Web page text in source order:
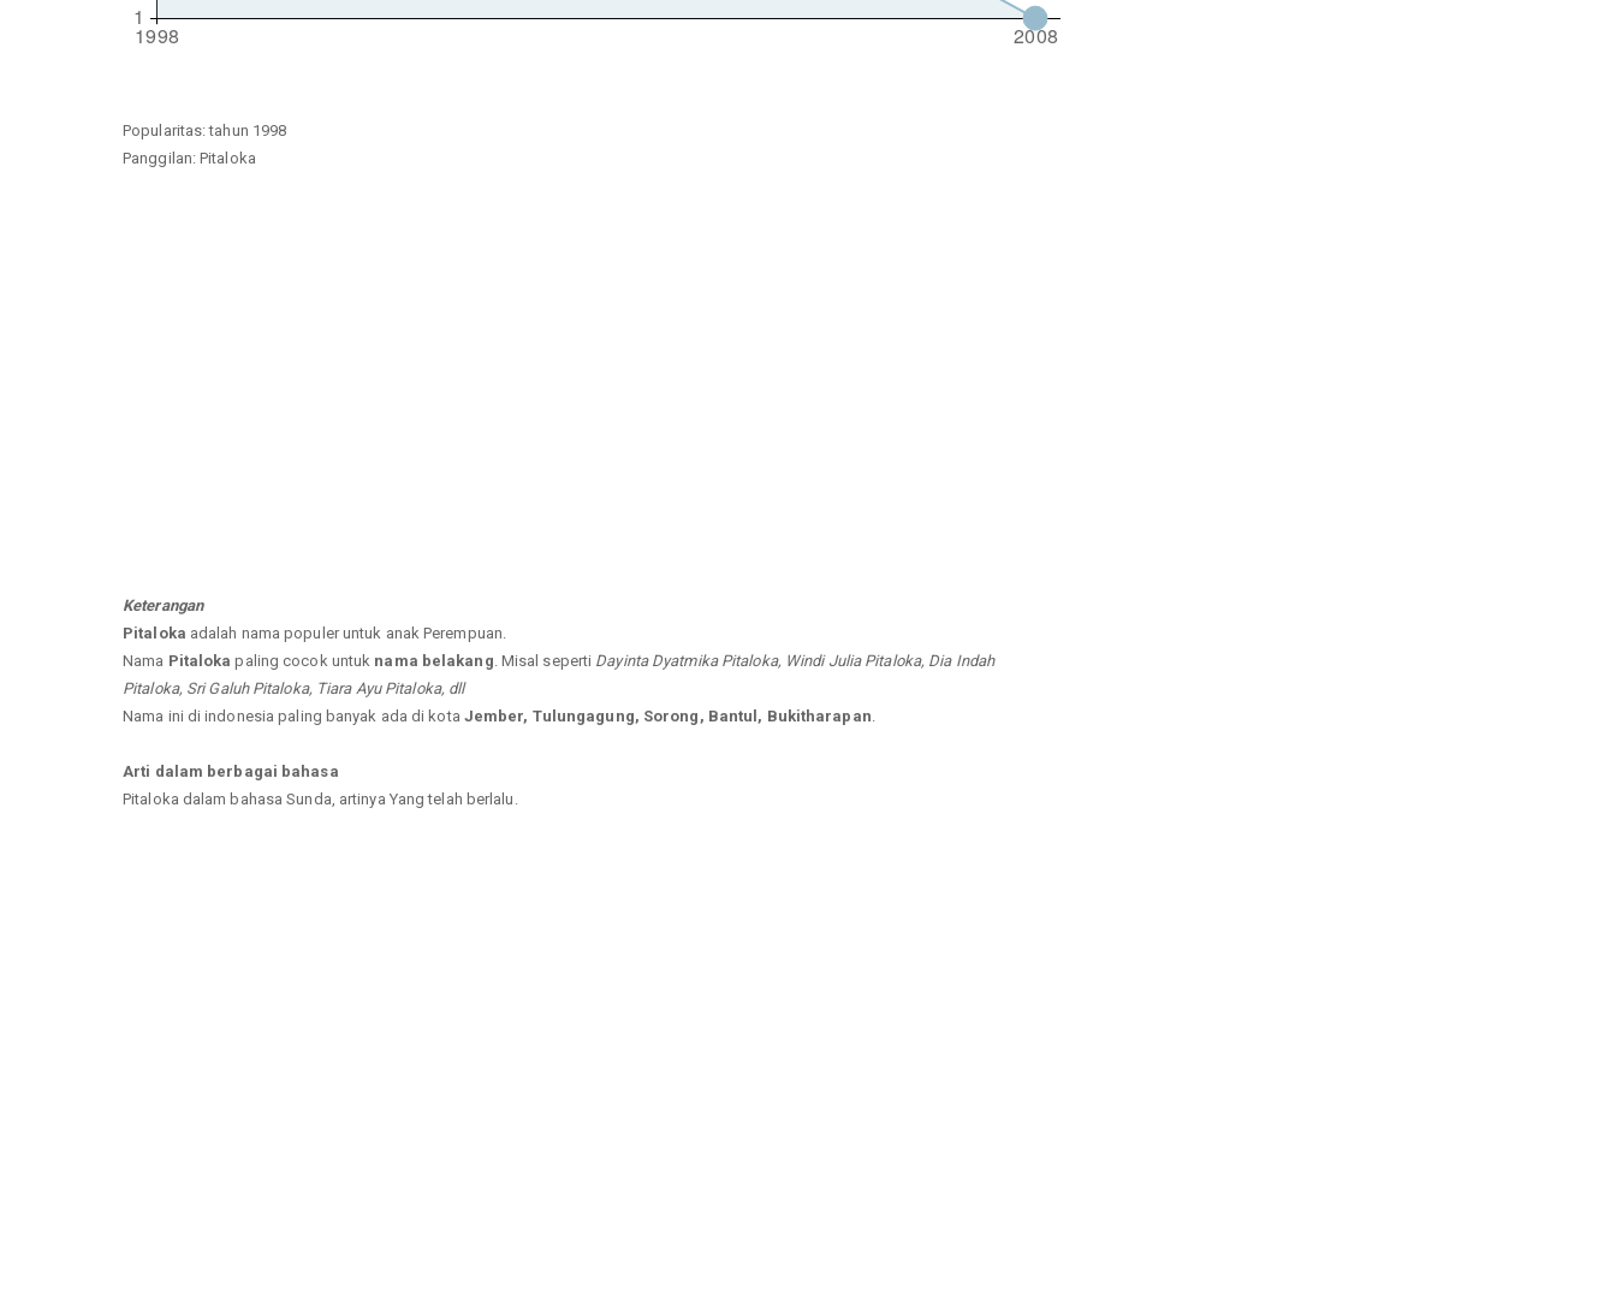
Popularitas: tahun 1998
Panggilan: Pitaloka
Keterangan
Pitaloka adalah nama populer untuk anak Perempuan.
Nama Pitaloka paling cocok untuk nama belakang . Misal seperti Dayinta Dyatmika Pitaloka, Windi Julia Pitaloka, Dia Indah
Pitaloka, Sri Galuh Pitaloka, Tiara Ayu Pitaloka, dll
Nama ini di indonesia paling banyak ada di kota Jember, Tulungagung, Sorong, Bantul, Bukitharapan
Arti dalam berbagai bahasa
Pitaloka dalam bahasa Sunda, artinya Yang telah berlalu.